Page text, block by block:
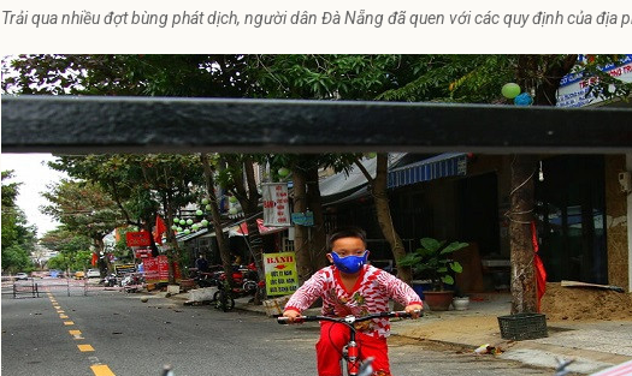
Trải qua nhiều đợt bùng phát dịch, người dân Đà Nẵng đã quen với các quy định của địa